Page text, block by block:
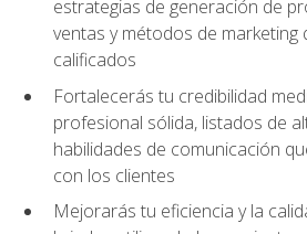
estrategias de generación de
ventas y métodos de marketing
calificados
Fortalecerás tu credibilidad
profesional sólida, listados de
habilidades de comunicación
con los clientes
Mejorarás tu eficiencia y la